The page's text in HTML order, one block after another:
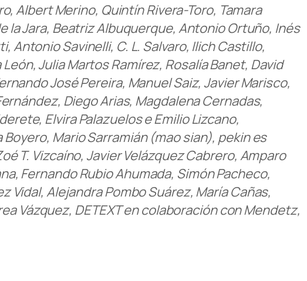
Albert Merino, Quintín Rivera-Toro, Tamara
la Jara, Beatriz Albuquerque, Antonio Ortuño, Inés
Antonio Savinelli, C. L. Salvaro, Ilich Castillo,
Julia Martos Ramírez, Rosalía Banet, David
José Pereira, Manuel Saiz, Javier Marisco,
Diego Arias, Magdalena Cernadas,
Elvira Palazuelos e Emilio Lizcano,
Mario Sarramián (mao sian), pekin es
T. Vizcaíno, Javier Velázquez Cabrero, Amparo
Fernando Rubio Ahumada, Simón Pacheco,
Vidal, Alejandra Pombo Suárez, María Cañas,
Vázquez, DETEXT en colaboración con Mendetz,